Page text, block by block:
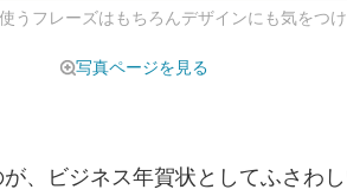
フレーズはもちろんデザインにも気をつけ
写真ページを見る
、ビジネス年賀状としてふさわ